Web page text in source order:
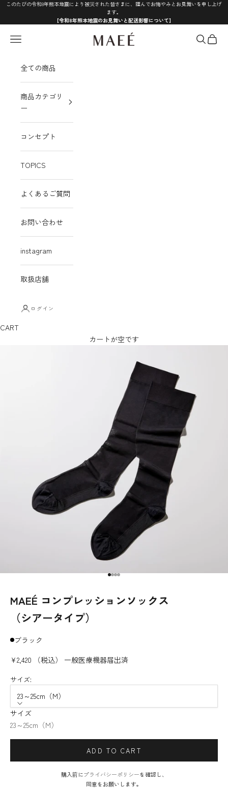
コンテンツへスキップ
このたびの令和8年熊本地震により被災された皆さまに、謹んでお悔やみとお見舞いを申し上げ
ます。
【令和8年熊本地震のお見舞いと配送影響について】
MAEÉ
メニュー 検索カート
全ての商品
商品カテゴリ
ー
コンセプト
TOPICS
よくあるご質問
お問い合わせ
instagram
取扱店舗
ログイン
CART
カートが空です
I18n Error: Missing interpolation
I18n Error: Missing interpolation
I18n Error: Missing interpolation
I18n Error: Missing interpolation
MAEÉ コンプレッションソックス
（シアータイプ）
ブラック
¥2,420 （税込）
一般医療機器届出済
サイズ:
23～25cm（M）
サイズ
23～25cm（M）
ADD TO CART
購入前にプライバシーポリシーを確認し、
同意をお願いします。